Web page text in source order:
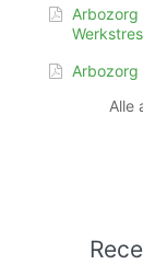
Arbozorg
Arbozorg
Alle